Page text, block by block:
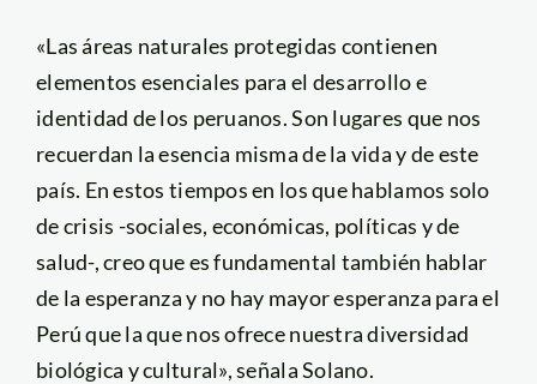
«Las áreas naturales protegidas contienen
elementos esenciales para el desarrollo e
identidad de los peruanos. Son lugares que nos
recuerdan la esencia misma de la vida y de este
país. En estos tiempos en los que hablamos solo
de crisis -sociales, económicas, políticas y de
salud-, creo que es fundamental también hablar
de la esperanza y no hay mayor esperanza para el
Perú que la que nos ofrece nuestra diversidad
biológica y cultural», señala Solano.